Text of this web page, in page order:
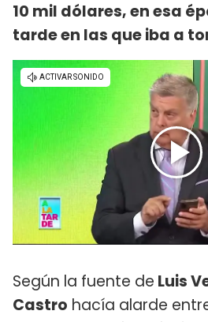
10 mil dólares, en esa
tarde en las que iba a
Según la fuente de Luis
Castro hacía alarde